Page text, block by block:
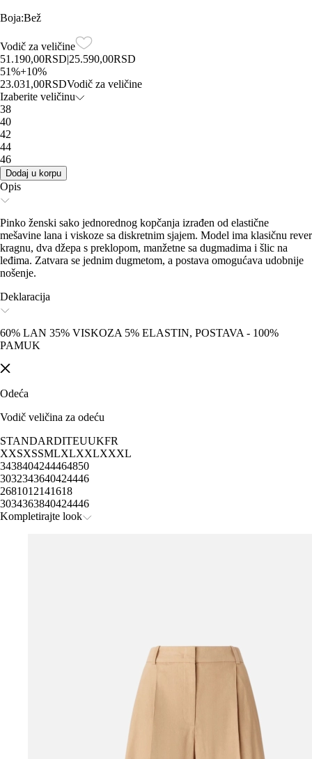
Boja:Bež
Vodič za veličine
51.190,00RSD|25.590,00RSD
51%+10%
23.031,00RSDVodič za veličine
Izaberite veličinu
38
40
42
44
46
Dodaj u korpu
Opis
Pinko ženski sako jednorednog kopčanja izrađen od elastične
mešavine lana i viskoze sa diskretnim sjajem. Model ima klasičnu rever
kragnu, dva džepa s preklopom, manžetne sa dugmadima i šlic na
leđima. Zatvara se jednim dugmetom, a postava omogućava udobnije
nošenje.
Deklaracija
60% LAN 35% VISKOZA 5% ELASTIN, POSTAVA - 100%
PAMUK
Odeća
Vodič veličina za odeću
STANDARDITEUUKFR
XXSXSSMLXLXXLXXXL
3438404244464850
3032343640424446
2681012141618
3034363840424446
Kompletirajte look